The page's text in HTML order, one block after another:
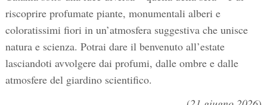
riscoprire profumate piante, monumentali alberi e
coloratissimi fiori in un’atmosfera suggestiva che unisce
natura e scienza. Potrai dare il benvenuto all’estate
lasciandoti avvolgere dai profumi, dalle ombre e dalle
atmosfere del giardino scientifico.